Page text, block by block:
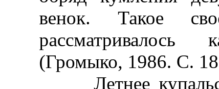
венок. Такое
(Громыко, 1986. С.
Летнее